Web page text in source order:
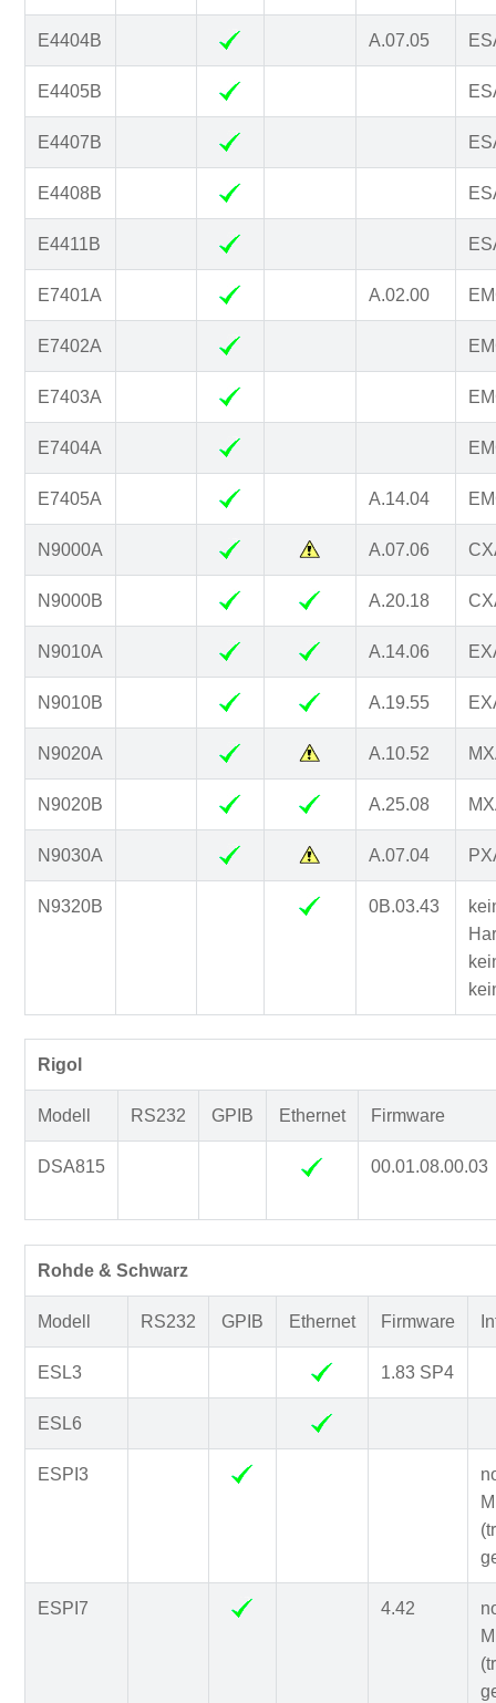
E4404B A.07.05
E4405B
E4407B
E4408B
E4411B
E7401A A.02.00
E7402A
E7403A
E7404A
E7405A A.14.04
N9000A A.07.06
N9000B A.20.18
N9010A A.14.06
N9010B A.19.55
N9020A A.10.52
N9020B A.25.08
N9030A A.07.04
N9320B 0B.03.43
Rigol
Modell RS232 GPIB Ethernet Firmware
DSA815 00.01.08.00.03
Rohde & Schwarz
Modell RS232 GPIB Ethernet Firmware
ESL3 1.83 SP4
ESL6
ESPI3
ESPI7 4.42